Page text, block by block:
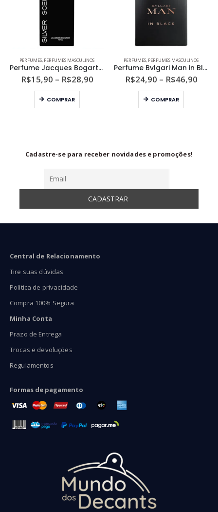
Este produto tem várias variantes. As opções podem ser escolhidas na página do produto
PERFUMES, PERFUMES MASCULINOS
Perfume Jacques Bogart Silver Scent Masculino Eau de Toilette
R$15,90 – R$28,90Faixa
COMPRAR
Este produto tem várias variantes. As opções podem ser escolhidas na página do produto
Este produto tem várias variantes. As opções podem ser escolhidas na página do produto
PERFUMES, PERFUMES MASCULINOS
Perfume Bvlgari Man in Black Masculino Eau de Parfum
R$24,90 – R$46,90Faixa
COMPRAR
Este produto tem várias variantes. As opções podem ser escolhidas na página do produto
Cadastre-se para receber novidades e promoções!
Central de Relacionamento
Tire suas dúvidas
Política de privacidade
Compra 100% Segura
Minha Conta
Prazo de Entrega
Trocas e devoluções
Regulamentos
Formas de pagamento